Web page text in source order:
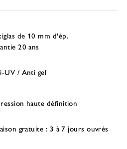
de 10 mm d'ép.
20 ans
UV / Anti gel
haute définition
gratuite : 3 à 7 jours ouvrés